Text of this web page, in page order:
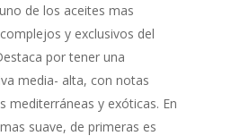
de los aceites mas
y exclusivos del
por tener una
media- alta, con notas
mediterráneas y exóticas. En
suave, de primeras es